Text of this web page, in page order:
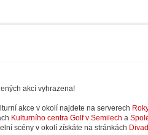
akcí vyhrazena!
akce v okolí najdete na serverech
Kulturního centra Golf v Semilech a
scény v okolí získáte na stránkách